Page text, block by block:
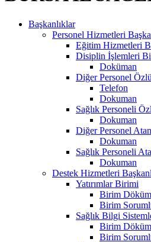
Başkanlıklar
Personel Hizmetleri
Eğitim Hizmetleri
Disiplin İşlemleri
Doküman
Diğer Personel
Telefon
Dokuman
Sağlık Personeli
Dokuman
Diğer Personel
Dokuman
Sağlık Personeli
Dokuman
Destek Hizmetleri
Yatırımlar Birimi
Birim
Birim
Sağlık Bilgi
Birim
Birim